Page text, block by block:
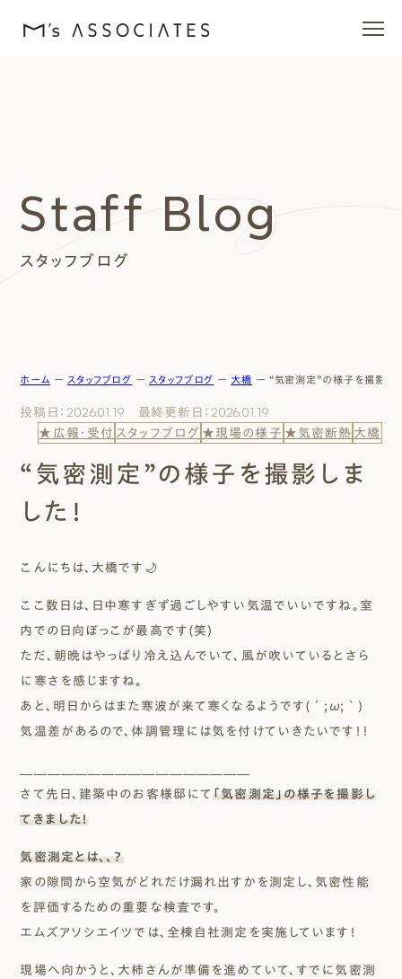
エムズを愛する人たち
施工事例
エムズのこと
0120-40-6613
モデルハウスを見る
ファーストプランを試す
スタッフブログ
Staff Blog
ホーム ー スタッフブログ ー スタッフブログ ー 大橋 ー “気密測定”の様子を撮影しま
投稿日：2026.01.19 最終更新日：2026.01.19
★広報・受付 スタッフブログ ★現場の様子 ★気密断熱 大橋
“気密測定”の様子を撮影しま
した！
こんにちは、大橋です🌙
ここ数日は、日中寒すぎず過ごしやすい気温でいいですね。室
内での日向ぼっこが最高です(笑)
ただ、朝晩はやっぱり冷え込んでいて、風が吹いているとさら
に寒さを感じますね。
あと、明日からはまた寒波が来て寒くなるようです(´;ω;｀)
気温差があるので、体調管理には気を付けていきたいです！！
さて先日、建築中のお客様邸にて「気密測定」の様子を撮影し
てきました！
気密測定とは、、？
家の隙間から空気がどれだけ漏れ出すかを測定し、気密性能
を評価するための重要な検査です。
エムズアソシエイツでは、全棟自社測定を実施しています！
現場へ向かうと、大柿さんが準備を進めていて、すでに気密測